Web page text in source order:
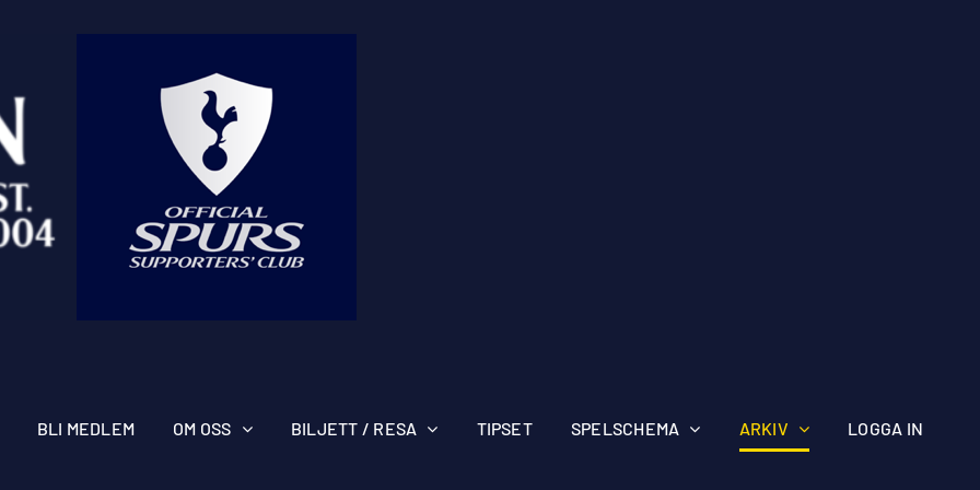
BLI MEDLEM OM OSS BILJETT / RESA TIPSET SPELSCHEMA ARKIV LOGGA IN